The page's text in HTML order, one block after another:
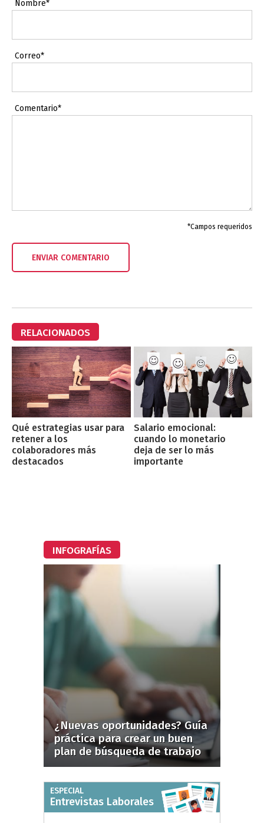
Nombre*
Correo*
Comentario*
*Campos requeridos
RELACIONADOS
Qué estrategias usar para
retener a los
colaboradores más
destacados
Salario emocional:
cuando lo monetario
deja de ser lo más
importante
INFOGRAFÍAS
¿Nuevas oportunidades? Guía
práctica para crear un buen
plan de búsqueda de trabajo
ESPECIAL
Entrevistas Laborales